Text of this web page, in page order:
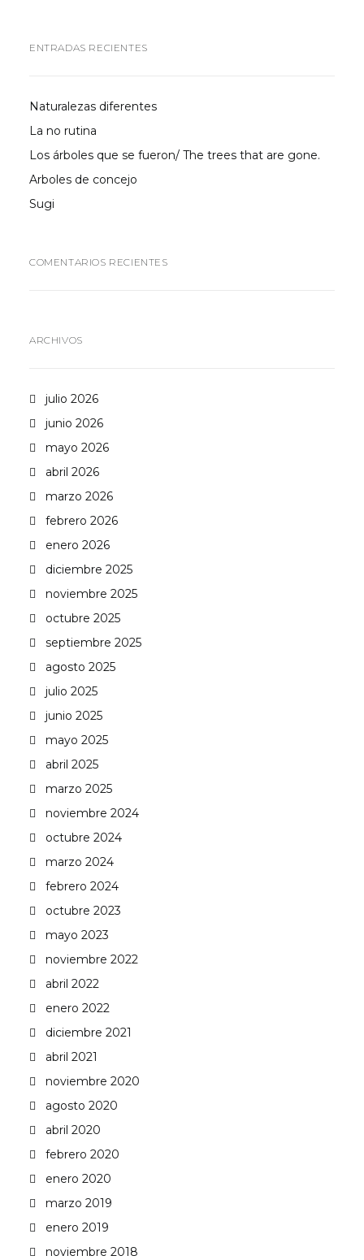
ENTRADAS RECIENTES
Naturalezas diferentes
La no rutina
Los árboles que se fueron/ The trees that are gone.
Arboles de concejo
Sugi
COMENTARIOS RECIENTES
ARCHIVOS
julio 2026
junio 2026
mayo 2026
abril 2026
marzo 2026
febrero 2026
enero 2026
diciembre 2025
noviembre 2025
octubre 2025
septiembre 2025
agosto 2025
julio 2025
junio 2025
mayo 2025
abril 2025
marzo 2025
noviembre 2024
octubre 2024
marzo 2024
febrero 2024
octubre 2023
mayo 2023
noviembre 2022
abril 2022
enero 2022
diciembre 2021
abril 2021
noviembre 2020
agosto 2020
abril 2020
febrero 2020
enero 2020
marzo 2019
enero 2019
noviembre 2018